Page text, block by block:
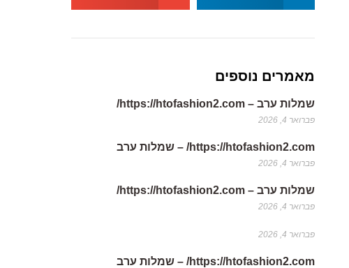
מאמרים נוספים
שמלות ערב – https://htofashion2.com/
פברואר 4, 2026
https://htofashion2.com/ – שמלות ערב
פברואר 4, 2026
שמלות ערב – https://htofashion2.com/
פברואר 4, 2026
פברואר 4, 2026
https://htofashion2.com/ – שמלות ערב